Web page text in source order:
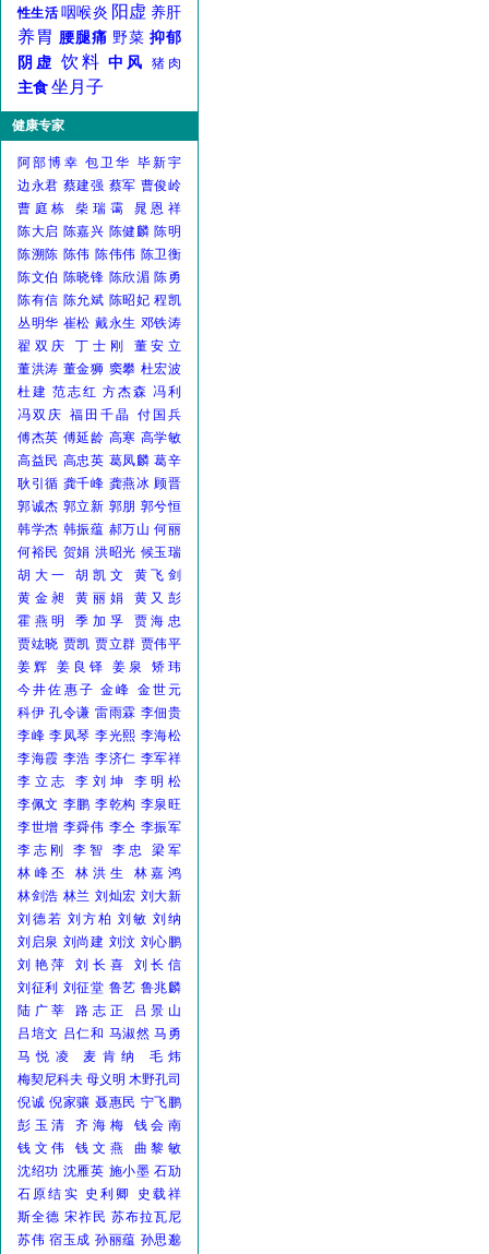
性生活 咽喉炎 阳虚 养肝
养胃 腰腿痛 野菜 抑郁
阴虚 饮料 中风 猪肉
主食坐月子
健康专家
阿部博幸 包卫华 毕新宇
边永君 蔡建强 蔡军 曹俊岭
曹庭栋
柴瑞霭
晁恩祥
陈大启 陈嘉兴 陈健麟 陈明
陈溯陈 陈伟 陈伟伟 陈卫衡
陈文伯 陈晓锋 陈欣湄 陈勇
陈有信 陈允斌 陈昭妃 程凯
丛明华 崔松 戴永生 邓铁涛
翟双庆
丁士刚
董安立
董洪涛 董金狮 窦攀 杜宏波
杜建 范志红 方杰森 冯利
冯双庆 福田千晶 付国兵
傅杰英 傅延龄 高寒 高学敏
高益民 高忠英 葛凤麟 葛辛
耿引循 龚千峰 龚燕冰 顾晋
郭诚杰 郭立新 郭朋 郭兮恒
韩学杰 韩振蕴 郝万山 何丽
何裕民 贺娟 洪昭光 候玉瑞
胡大一
胡凯文
黄飞剑
黄金昶
黄丽娟
黄又彭
霍燕明
季加孚
贾海忠
贾竑晓 贾凯 贾立群 贾伟平
姜辉
姜良铎 姜泉
矫玮
今井佐惠子 金峰 金世元
科伊 孔令谦 雷雨霖 李佃贵
李峰 李凤琴 李光熙 李海松
李海霞 李浩 李济仁 李军祥
李立志
李刘坤
李明松
李佩文 李鹏 李乾构 李泉旺
李世增 李舜伟 李仝 李振军
李志刚
李智 李忠
梁军
林峰丕
林洪生
林嘉鸿
林剑浩 林兰 刘灿宏 刘大新
刘德若 刘方柏 刘敏 刘纳
刘启泉 刘尚建 刘汶 刘心鹏
刘艳萍
刘长喜
刘长信
刘征利 刘征堂 鲁艺 鲁兆麟
陆广莘
路志正
吕景山
吕培文 吕仁和 马淑然 马勇
马悦凌
麦肯纳
毛炜
梅契尼科夫 母义明 木野孔司
倪诚 倪家骧 聂惠民 宁飞鹏
彭玉清
齐海梅
钱会南
钱文伟
钱文燕
曲黎敏
沈绍功 沈雁英 施小墨 石劢
石原结实 史利卿
史载祥
斯全德 宋祚民 苏布拉瓦尼
苏伟 宿玉成 孙丽蕴 孙思邈